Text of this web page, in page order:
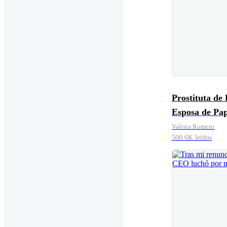
Prostituta de
Esposa de
Valeria Romero
500.6K leídos